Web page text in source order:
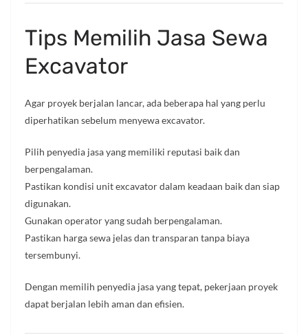
Tips Memilih Jasa Sewa
Excavator
Agar proyek berjalan lancar, ada beberapa hal yang perlu
diperhatikan sebelum menyewa excavator.
Pilih penyedia jasa yang memiliki reputasi baik dan
berpengalaman.
Pastikan kondisi unit excavator dalam keadaan baik dan siap
digunakan.
Gunakan operator yang sudah berpengalaman.
Pastikan harga sewa jelas dan transparan tanpa biaya
tersembunyi.
Dengan memilih penyedia jasa yang tepat, pekerjaan proyek
dapat berjalan lebih aman dan efisien.